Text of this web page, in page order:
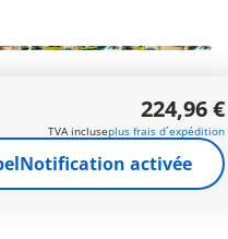
224,96 €
TVA incluseplus frais d´expédition
Notification activée